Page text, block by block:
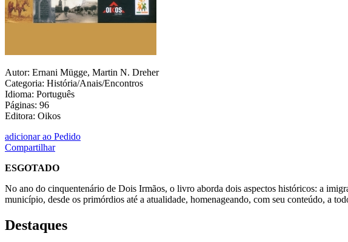
Autor: Ernani Mügge, Martin N. Dreher
Categoria: História/Anais/Encontros
Idioma: Português
Páginas: 96
Editora: Oikos
adicionar ao Pedido
Compartilhar
ESGOTADO
No ano do cinquentenário de Dois Irmãos, o livro aborda dois aspectos históricos: a
município, desde os primórdios até a atualidade, homenageando, com seu conteúdo, a
Destaques